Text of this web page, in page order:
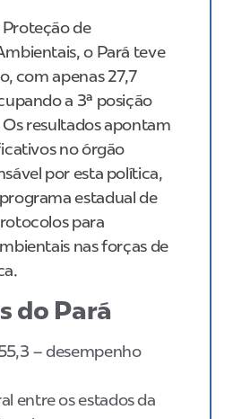
de
o Pará teve
com apenas 27,7
a 3ª posição
Os resultados apontam
no órgão
por esta política,
estadual de
para
nas forças de
do Pará
– desempenho
entre os estados da